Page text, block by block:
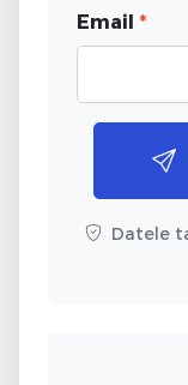
Email *
Datele